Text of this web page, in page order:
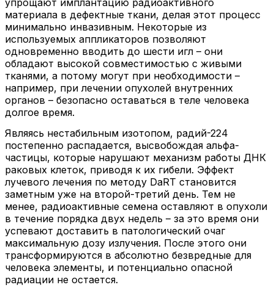
материала в дефектные ткани, делая этот процесс
минимально инвазивным. Некоторые из
используемых аппликаторов позволяют
одновременно вводить до шести игл – они
обладают высокой совместимостью с живыми
тканями, а потому могут при необходимости –
например, при лечении опухолей внутренних
органов – безопасно оставаться в теле человека
долгое время.
Являясь нестабильным изотопом, радий-224
постепенно распадается, высвобождая альфа-
частицы, которые нарушают механизм работы ДНК
раковых клеток, приводя к их гибели. Эффект
лучевого лечения по методу DaRT становится
заметным уже на второй-третий день. Тем не
менее, радиоактивные семена оставляют в опухоли
в течение порядка двух недель – за это время они
успевают доставить в патологический очаг
максимальную дозу излучения. После этого они
трансформируются в абсолютно безвредные для
человека элементы, и потенциально опасной
радиации не остается.